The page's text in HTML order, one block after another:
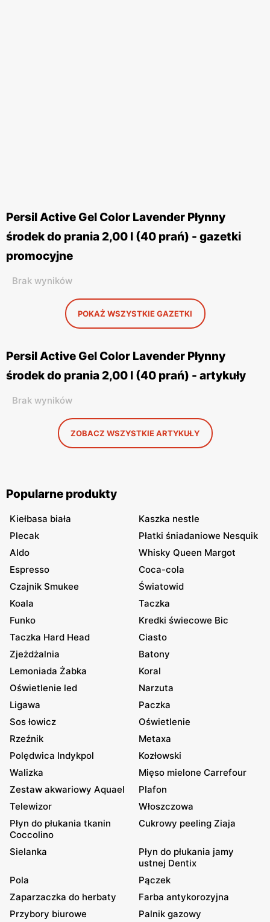
Persil Active Gel Color Lavender Płynny
środek do prania 2,00 l (40 prań) - gazetki
promocyjne
Brak wyników
POKAŻ WSZYSTKIE GAZETKI
Persil Active Gel Color Lavender Płynny
środek do prania 2,00 l (40 prań) - artykuły
Brak wyników
ZOBACZ WSZYSTKIE ARTYKUŁY
Popularne produkty
Kiełbasa biała
Kaszka nestle
Plecak
Płatki śniadaniowe Nesquik
Aldo
Whisky Queen Margot
Espresso
Coca-cola
Czajnik Smukee
Światowid
Koala
Taczka
Funko
Kredki świecowe Bic
Taczka Hard Head
Ciasto
Zjeżdżalnia
Batony
Lemoniada Żabka
Koral
Oświetlenie led
Narzuta
Ligawa
Paczka
Sos łowicz
Oświetlenie
Rzeźnik
Metaxa
Polędwica Indykpol
Kozłowski
Walizka
Mięso mielone Carrefour
Zestaw akwariowy Aquael
Plafon
Telewizor
Włoszczowa
Płyn do płukania tkanin
Coccolino
Cukrowy peeling Ziaja
Sielanka
Płyn do płukania jamy
ustnej Dentix
Pola
Pączek
Zaparzaczka do herbaty
Farba antykorozyjna
Przybory biurowe
Palnik gazowy